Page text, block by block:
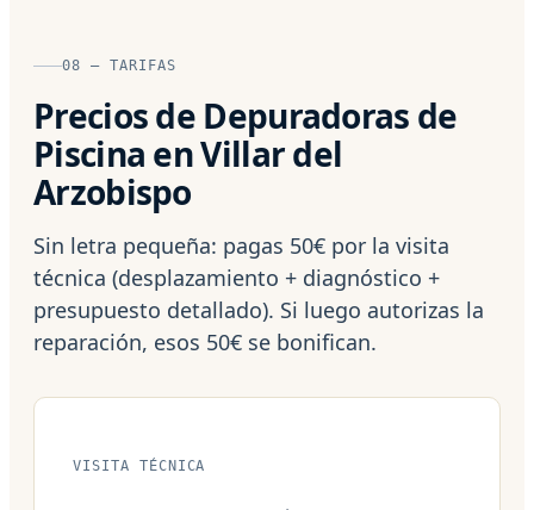
08 — TARIFAS
Precios de Depuradoras de
Piscina en Villar del
Arzobispo
Sin letra pequeña: pagas 50€ por la visita
técnica (desplazamiento + diagnóstico +
presupuesto detallado). Si luego autorizas la
reparación, esos 50€ se bonifican.
VISITA TÉCNICA